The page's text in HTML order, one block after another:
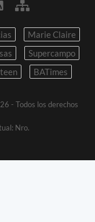
Marie Claire
Supercampo
BATimes
- Todos los derechos
Nro.